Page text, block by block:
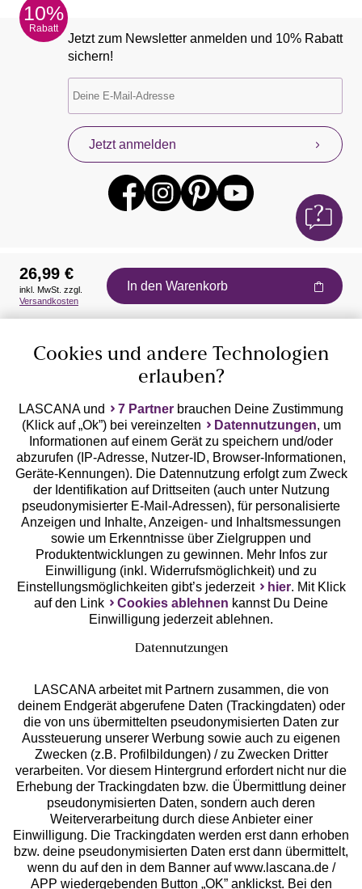
10%
Rabatt
Jetzt zum Newsletter anmelden und 10% Rabatt
sichern!
Jetzt anmelden
Auszeichnungen
Geprüfte Sicherheit
Unsere Apps
Services
Beratung
Über uns
Rechtliches
26,99 €
inkl. MwSt. zzgl.
Versandkosten
In den Warenkorb
Cookies und andere Technologien
erlauben?
LASCANA und 7 Partner brauchen Deine Zustimmung
(Klick auf „Ok”) bei vereinzelten
Datennutzungen, um
Informationen auf einem Gerät zu speichern und/oder
abzurufen (IP-Adresse, Nutzer-ID, Browser-Informationen,
Geräte-Kennungen). Die Datennutzung erfolgt zum Zweck
der Identifikation auf Drittseiten (auch unter Nutzung
pseudonymisierter E-Mail-Adressen), für personalisierte
Anzeigen und Inhalte, Anzeigen- und Inhaltsmessungen
sowie um Erkenntnisse über Zielgruppen und
Produktentwicklungen zu gewinnen. Mehr Infos zur
Einwilligung (inkl. Widerrufsmöglichkeit) und zu
Einstellungsmöglichkeiten gibt’s jederzeit
hier. Mit Klick
auf den Link
Cookies ablehnen kannst Du Deine
Einwilligung jederzeit ablehnen.
Datennutzungen
LASCANA arbeitet mit Partnern zusammen, die von
deinem Endgerät abgerufene Daten (Trackingdaten) oder
die von uns übermittelten pseudonymisierten Daten zur
Aussteuerung unserer Werbung sowie auch zu eigenen
Zwecken (z.B. Profilbildungen) / zu Zwecken Dritter
verarbeiten. Vor diesem Hintergrund erfordert nicht nur die
Erhebung der Trackingdaten bzw. die Übermittlung deiner
pseudonymisierten Daten, sondern auch deren
Weiterverarbeitung durch diese Anbieter einer
Einwilligung. Die Trackingdaten werden erst dann erhoben
bzw. deine pseudonymisierten Daten erst dann übermittelt,
wenn du auf den in dem Banner auf www.lascana.de /
APP wiedergebenden Button „OK” anklickst. Bei den